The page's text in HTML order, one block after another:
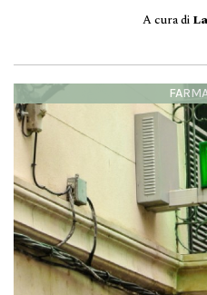
A cura di